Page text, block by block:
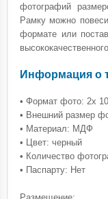
фотографий
Рамку можно
формате или
Информация о
• Формат фото: 2x
• Внешний размер
• Материал: МДФ
• Цвет: черный
• Количество
• Паспарту: Нет